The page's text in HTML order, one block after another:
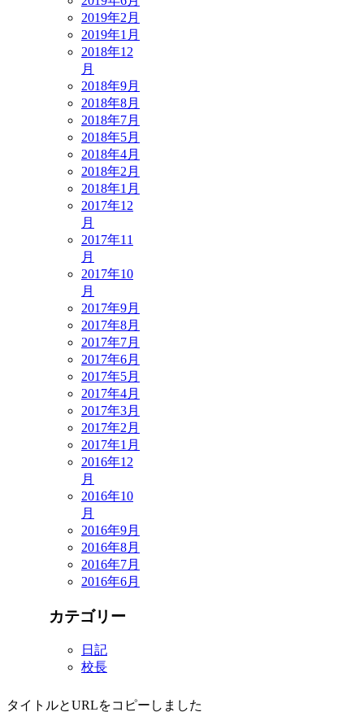
2019年2月
2019年1月
2018年12
月
2018年9月
2018年8月
2018年7月
2018年5月
2018年4月
2018年2月
2018年1月
2017年12
月
2017年11
月
2017年10
月
2017年9月
2017年8月
2017年7月
2017年6月
2017年5月
2017年4月
2017年3月
2017年2月
2017年1月
2016年12
月
2016年10
月
2016年9月
2016年8月
2016年7月
2016年6月
カテゴリー
日記
校長
タイトルとURLをコピーしました